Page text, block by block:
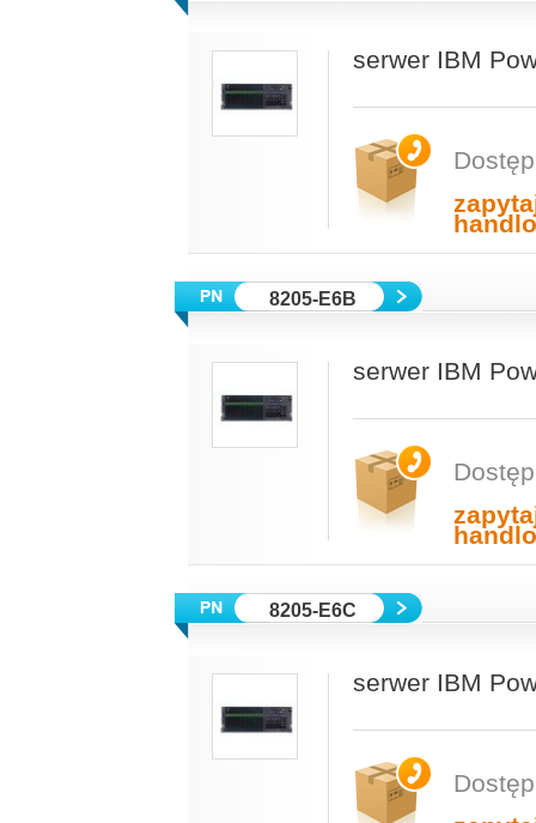
serwer IBM
8205-E6B
serwer IBM
8205-E6C
serwer IBM